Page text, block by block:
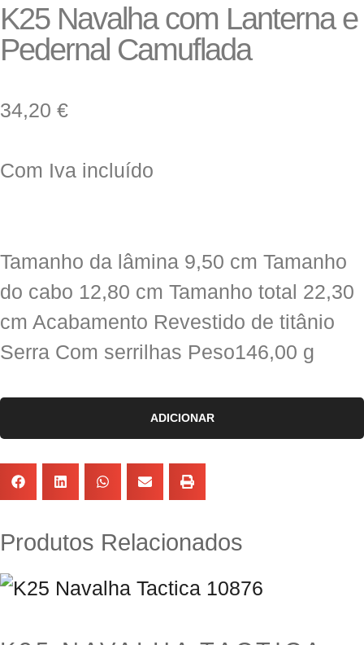
K25 Navalha com Lanterna e
Pedernal Camuflada
34,20 €
Com Iva incluído
Tamanho da lâmina 9,50 cm Tamanho
do cabo 12,80 cm Tamanho total 22,30
cm Acabamento Revestido de titânio
Serra Com serrilhas Peso146,00 g
ADICIONAR
Produtos Relacionados